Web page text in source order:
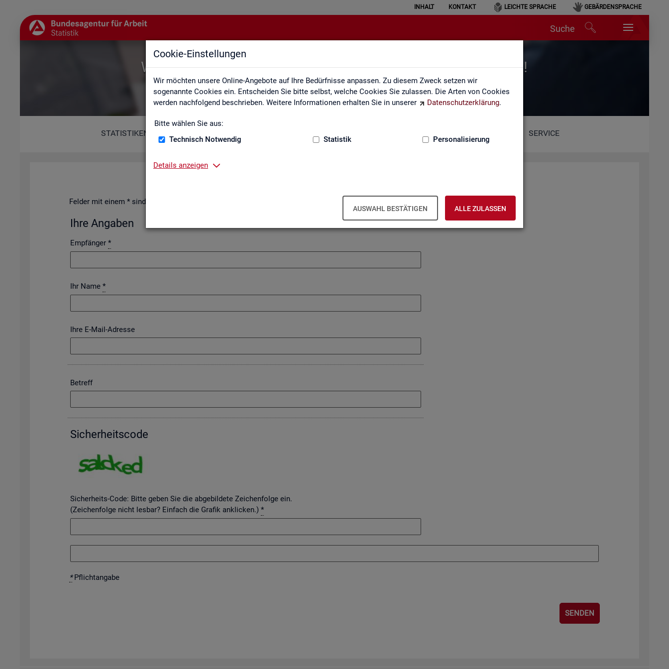
Cookie-Einstellungen
Wir möchten unsere Online-Angebote auf Ihre Bedürfnisse anpassen. Zu diesem Zweck setzen wir
sogenannte Cookies ein. Entscheiden Sie bitte selbst, welche Cookies Sie zulassen. Die Arten von Cookies
werden nachfolgend beschrieben. Weitere Informationen erhalten Sie in unserer
Datenschutzerklärung.
Bitte wählen Sie aus:
Technisch Notwendig
Statistik Personalisierung
Details anzeigen
AUSWAHL BESTÄTIGEN ALLE ZULASSEN
INHALT KONTAKT LEICHTE SPRACHE GEBÄRDENSPRACHE
Suche
Willkommen bei der Statistik der Bundesagentur für Arbeit!
STATISTIKEN SERVICE
Fel­der mit einem * sind Pflicht­fel­der und müs­sen aus­ge­füllt wer­den
Ihre An­ga­ben
Empfänger *
Ihr Name *
Ihre E-Mail-Adresse
Betreff
Si­cher­heits­code
Sicherheits-Code: Bitte geben Sie die abgebildete Zeichenfolge ein.
(Zeichenfolge nicht lesbar? Einfach die Grafik anklicken.) *
*Pflicht­an­ga­be